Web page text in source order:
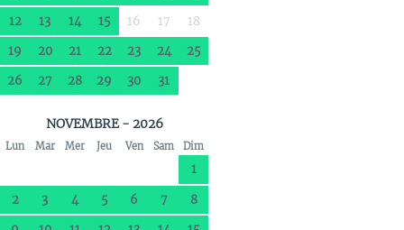
12
13 14 15 16 17
18
19
20 21 22 23 24
25
26
27 28 29 30 31
NOVEMBRE - 2026
Lun Mar Mer Jeu Ven Sam Dim
1
2
3 4 5 6 7
8